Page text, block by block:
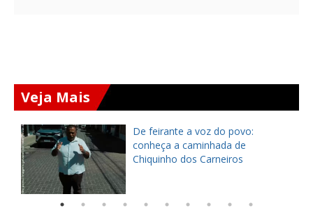
Veja Mais
De feirante a voz do povo:
conheça a caminhada de
Chiquinho dos Carneiros